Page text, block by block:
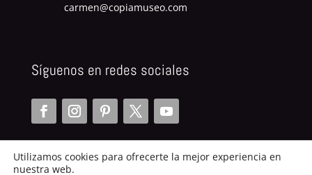
carmen@copiamuseo.com
Síguenos en redes sociales
Utilizamos cookies para ofrecerte la mejor experiencia en
nuestra web.